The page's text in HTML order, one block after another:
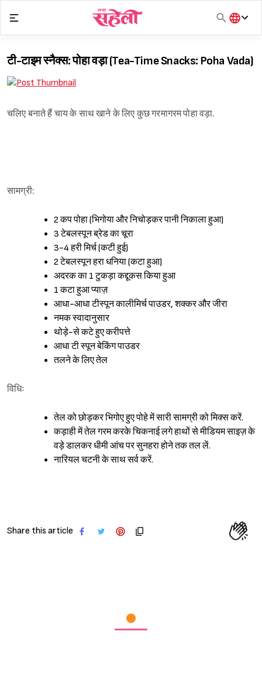
content
हिंदी
मराठी
टी-टाइम स्नैक्स: पोहा वड़ा (Tea-Time Snacks: Poha Vada)
चलिए बनाते हैं चाय के साथ खाने के लिए कुछ गरमागरम पोहा वड़ा.
सामग्री:
2 कप पोहा (भिगोया और निचोड़कर पानी निकाला हुआ)
3 टेबलस्पून ब्रेड का चूरा
3-4 हरी मिर्च (कटी हुई)
2 टेबलस्पून हरा धनिया (कटा हुआ)
अदरक का 1 टुकड़ा कद्दूकस किया हुआ
1 कटा हुआ प्याज़
आधा-आधा टीस्पून कालीमिर्च पाउडर, शक्कर और जीरा
नमक स्वादानुसार
थोड़े-से कटे हुए करीपत्ते
आधा टी स्पून बेकिंग पाउडर
तलने के लिए तेल
विधिः
तेल को छोड़कर भिगोए हुए पोहे में सारी सामग्री को मिक्स करें.
कड़ाही में तेल गरम करके चिकनाई लगे हाथों से मीडियम साइज़ के
वड़े डालकर धीमी आंच पर सुनहरा होने तक तल लें.
नारियल चटनी के साथ सर्व करें.
Share this article